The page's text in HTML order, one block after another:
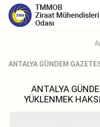
ANTALYA GÜNDEM
ANTALYA
YÜKLENMEK